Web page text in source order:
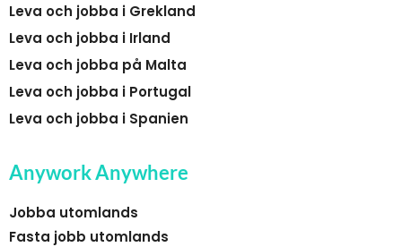
Leva och jobba i Grekland
Leva och jobba i Irland
Leva och jobba på Malta
Leva och jobba i Portugal
Leva och jobba i Spanien
Anywork Anywhere
Jobba utomlands
Fasta jobb utomlands